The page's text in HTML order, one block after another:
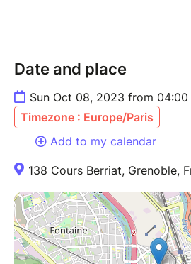
Date and place
Sun Oct 08, 2023 from
Timezone : Europe/Paris
Add to my calendar
138 Cours Berriat, Grenoble,